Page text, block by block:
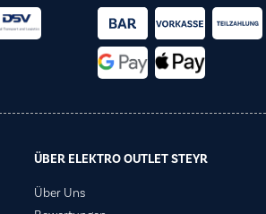
ÜBER ELEKTRO OUTLET STEYR
Über Uns